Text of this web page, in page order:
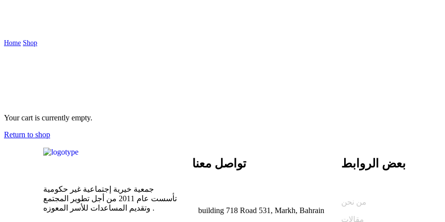
Home Shop
Your cart is currently empty.
Return to shop
جمعية خيرية إجتماعية غير حكومية
تأسست عام 2011 من أجل تطوير المجتمع
وتقديم المساعدات للأسر المعوزه .
تواصل معنا
building 718 Road 531, Markh, Bahrain
بعض الروابط
من نحن
مقالات